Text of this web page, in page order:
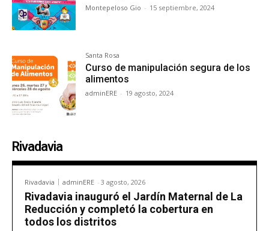
Montepeloso Gio - 15 septiembre, 2024
Santa Rosa
Curso de manipulación segura de los
alimentos
adminERE - 19 agosto, 2024
Rivadavia
Rivadavia adminERE - 3 agosto, 2026
Rivadavia inauguró el Jardín Maternal de La
Reducción y completó la cobertura en
todos los distritos